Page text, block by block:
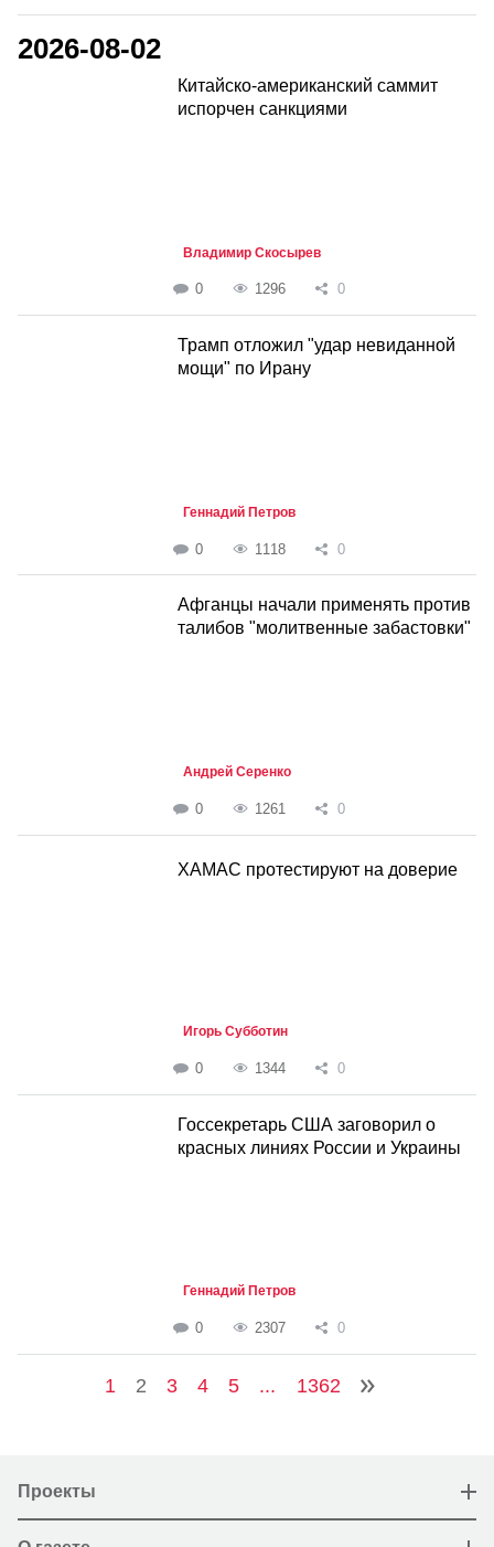
2026-08-02
Китайско-американский саммит
испорчен санкциями
Владимир Скосырев
0 1296 0
Трамп отложил "удар невиданной
мощи" по Ирану
Геннадий Петров
0 1118 0
Афганцы начали применять против
талибов "молитвенные забастовки"
Андрей Серенко
0 1261 0
ХАМАС протестируют на доверие
Игорь Субботин
0 1344 0
Госсекретарь США заговорил о
красных линиях России и Украины
Геннадий Петров
0 2307 0
1 2 3 4 5 ... 1362
Проекты